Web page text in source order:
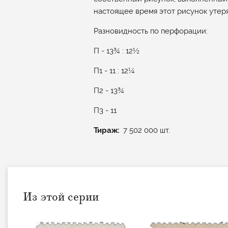
настоящее время этот рисунок
Разновидность по перфорации:
П - 13¾ : 12½
П1 - 11 : 12¼
П2 - 13¾
П3 - 11
Тираж 7 502 000 шт.
Из этой серии